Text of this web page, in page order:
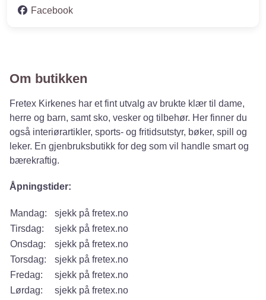
Facebook
Om butikken
Fretex Kirkenes har et fint utvalg av brukte klær til dame,
herre og barn, samt sko, vesker og tilbehør. Her finner du
også interiørartikler, sports- og fritidsutstyr, bøker, spill og
leker. En gjenbruksbutikk for deg som vil handle smart og
bærekraftig.
Åpningstider:
Mandag:
sjekk på fretex.no
Tirsdag:
sjekk på fretex.no
Onsdag:
sjekk på fretex.no
Torsdag:
sjekk på fretex.no
Fredag:
sjekk på fretex.no
Lørdag:
sjekk på fretex.no